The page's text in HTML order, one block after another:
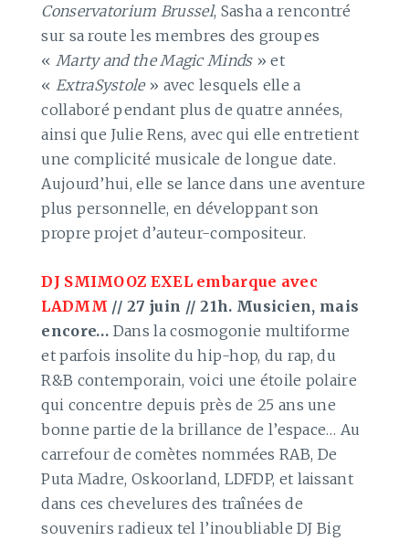
Conservatorium Brussel, Sasha a rencontré
sur sa route les membres des groupes
« Marty and the Magic Minds» et
« ExtraSystole» avec lesquels elle a
collaboré pendant plus de quatre années,
ainsi que Julie Rens, avec qui elle entretient
une complicité musicale de longue date.
Aujourd’hui, elle se lance dans une aventure
plus personnelle, en développant son
propre projet d’auteur-compositeur.
DJ SMIMOOZ EXEL embarque avec
LADMM // 27 juin // 21h. Musicien, mais
encore… Dans la cosmogonie multiforme
et parfois insolite du hip-hop, du rap, du
R&B contemporain, voici une étoile polaire
qui concentre depuis près de 25 ans une
bonne partie de la brillance de l’espace… Au
carrefour de comètes nommées RAB, De
Puta Madre, Oskoorland, LDFDP, et laissant
dans ces chevelures des traînées de
souvenirs radieux tel l’inoubliable DJ Big